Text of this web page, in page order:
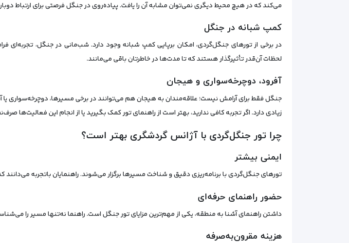
می‌کند که در هیچ محیط دیگری نمی‌توان مشابه آن را یافت. پیاده‌روی در جنگل فرصتی برای ارتباط
کمپ شبانه در جنگل
در برخی از تورهای جنگل‌گردی، امکان برپایی کمپ شبانه وجود دارد. شب‌مانی در جنگل،
لحظات آن‌قدر تأثیرگذار هستند که تا مدت‌ها در خاطرتان باقی می‌مانند.
آفرود، دوچرخه‌سواری و هیجان
جنگل فقط برای آرامش نیست؛ علاقه‌مندان به هیجان هم می‌توانند در برخی مسیرها، دوچرخه‌سواری یا
زیادی دارد. اگر تجربه کافی ندارید، بهتر است از راهنمای تور کمک بگیرید یا از انجام این فعالیت‌ها
چرا تور جنگل‌گردی با آژانس گردشگری بهتر است؟
ایمنی بیشتر
تورهای جنگل‌گردی با برنامه‌ریزی دقیق و شناخت مسیرها برگزار می‌شوند. راهنمایان باتجربه
حضور راهنمای حرفه‌ای
داشتن راهنمای آشنا به منطقه، یکی از مهم‌ترین مزایای تور جنگل است. راهنما نه‌تنها مسیر را
هزینه مقرون‌به‌صرفه